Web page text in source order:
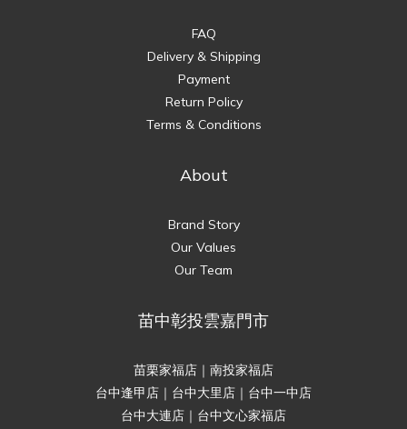
FAQ
Delivery & Shipping
Payment
Return Policy
Terms & Conditions
About
Brand Story
Our Values
Our Team
苗中彰投雲嘉門市
苗栗家福店｜南投家福店
台中逢甲店｜台中大里店｜台中一中店
台中大連店｜台中文心家福店